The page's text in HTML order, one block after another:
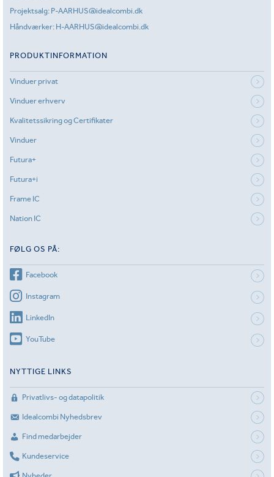
Projektsalg: P-AARHUS@idealcombi.dk
Håndværker: H-AARHUS@idealcombi.dk
PRODUKTINFORMATION
Vinduer privat
Vinduer erhverv
Kvalitetssikring og Certifikater
Vinduer
Futura+
Futura+i
Frame IC
Nation IC
FØLG OS PÅ:
Facebook
Instagram
LinkedIn
YouTube
NYTTIGE LINKS
Privatlivs- og datapolitik
Idealcombi Nyhedsbrev
Find medarbejder
Kundeservice